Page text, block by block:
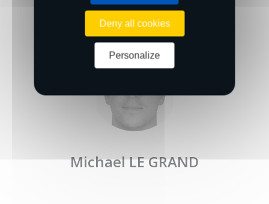
Responsable BU SALESFORCE
Michael LE GRAND
Deny all cookies
Personalize